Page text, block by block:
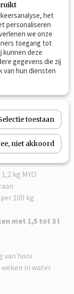
ruwvoer
spieropbouw
100 kg
1,2 kg MYO
100 kg
met 1,5 tot 3 l
van hooi
weken in water
het
personaliseren
we onze
toegang tot
kunnen deze
gegevens die zij
van hun diensten
toestaan
niet akkoord